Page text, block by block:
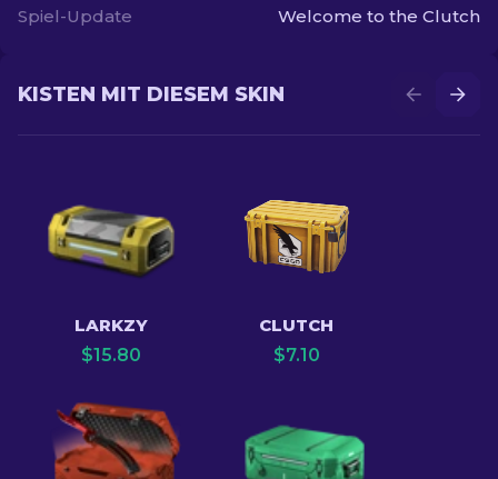
Spiel-Update
Welcome to the Clutch
KISTEN MIT DIESEM SKIN
LARKZY
$15.80
CLUTCH
$7.10